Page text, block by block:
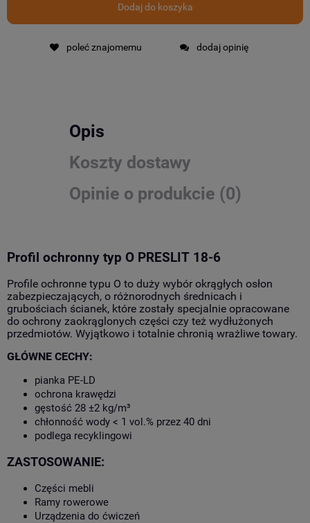
Dodaj do koszyka
poleć znajomemu dodaj opinię
Opis
Koszty dostawy
Opinie o produkcie (0)
Profil ochronny typ O PRESLIT 18-6
Profile ochronne typu O to duży wybór okrągłych osłon
zabezpieczających, o różnorodnych średnicach i
grubościach ścianek, które zostały specjalnie opracowane
do ochrony zaokrąglonych części czy też wydłużonych
przedmiotów. Wyjątkowo i totalnie chronią wrażliwe towary.
GŁÓWNE CECHY:
pianka PE-LD
ochrona krawędzi
gęstość 28 ±2 kg/m³
chłonność wody < 1 vol.% przez 40 dni
podlega recyklingowi
ZASTOSOWANIE:
Części mebli
Ramy rowerowe
Urządzenia do ćwiczeń